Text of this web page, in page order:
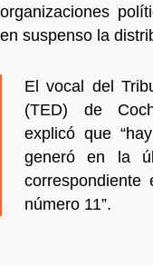
organizaciones
en suspenso la
El vocal del
(TED) de
explicó que
generó en la
número 11”.